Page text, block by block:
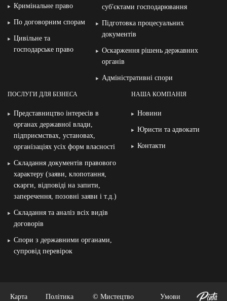
Кримінальне право
По договорним спорам
Цивільне та
господарське право
суб′єктами господарювання
Підготовка процесуальних
документів
Оскарження рішень державних
органів
Адміністративні спори
ПОСЛУГИ ДЛЯ БІЗНЕСА
Представництво інтересів в
органах державної влади,
підприємствах, установах,
організаціях усіх форм власності
Складання документів правового
характеру (заяви, клопотання,
скарги, відповіді на запити,
заперечення, позовні заяви і т.д.)
Складання та аналіз всіх видів
договорів
Спори з державними органами,
супровід перевірок
НАША КОМПАНІЯ
Новини
Юристи та адвокати
Контакти
Карта Політика © Мистецтво Умови